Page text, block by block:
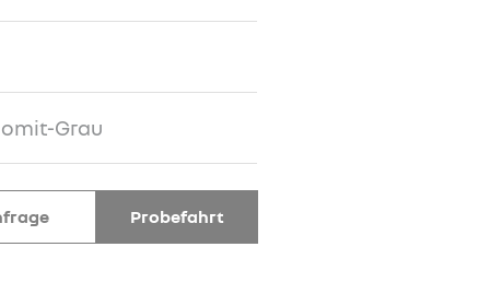
Grau
Probefahrt